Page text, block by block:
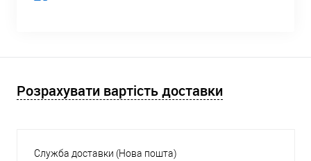
Розрахувати вартість доставки
Служба доставки (Нова пошта)